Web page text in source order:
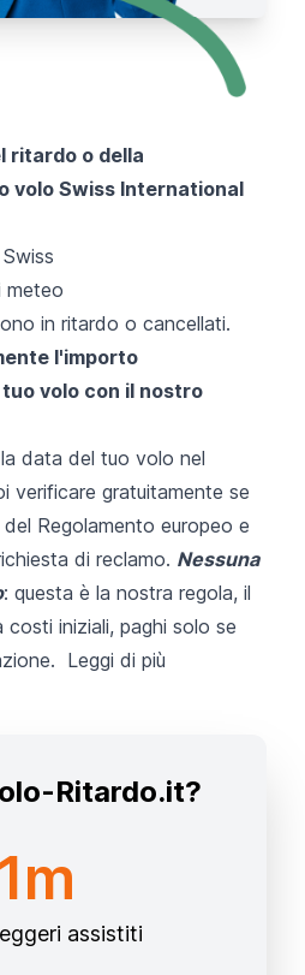
ritardo o della
volo Swiss International
meteo
in ritardo o cancellati.
l'importo
tuo volo con il nostro
data del tuo volo nel
verificare gratuitamente se
Regolamento europeo e
di reclamo. Nessuna
: questa è la nostra regola, il
iniziali, paghi solo se
Leggi di più
Ritardo.it?
1m
assistiti